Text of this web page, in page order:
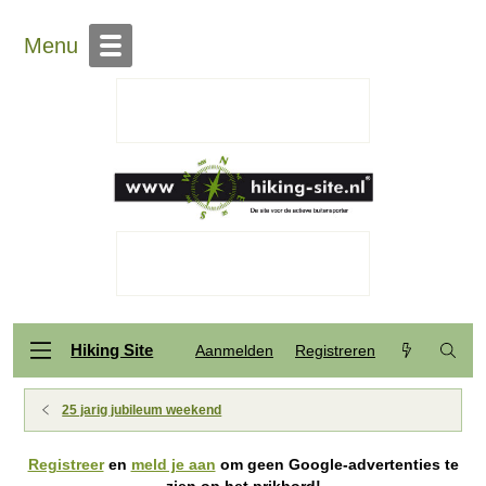
Menu
Hiking Site Aanmelden Registreren
25 jarig jubileum weekend
Registreeren meld je aan om geen Google-advertenties te